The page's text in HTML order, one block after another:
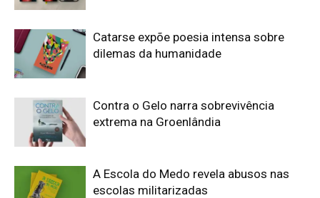
Catarse expõe poesia intensa sobre
dilemas da humanidade
Contra o Gelo narra sobrevivência
extrema na Groenlândia
A Escola do Medo revela abusos nas
escolas militarizadas